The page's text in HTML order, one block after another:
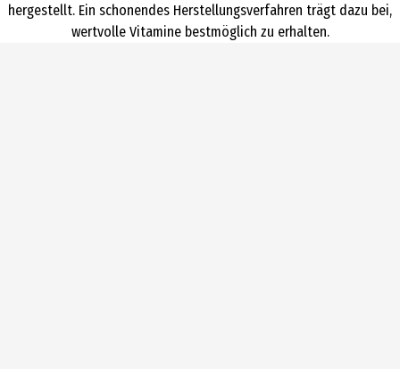
hergestellt. Ein schonendes Herstellungsverfahren trägt dazu bei,
wertvolle Vitamine bestmöglich zu erhalten.